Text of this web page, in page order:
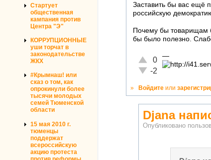
Стартует
общественная
кампания против
Центра "Э"
КОРРУПЦИОННЫЕ
уши торчат в
законодательстве
ЖКХ
#Крымнаш! или
сказ о том, как
опрокинули более
тысячи молодых
семей Тюменской
области
15 мая 2010 г.
тюменцы
поддержат
всероссийскую
акцию протеста
Заставить бы вас ещё
российскую
Почему бы товарищам
бы было полезно.
Отлично!
0
Неадекватно!
-2
—
» Войдите или
Djana
Опубликовано